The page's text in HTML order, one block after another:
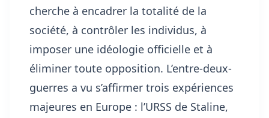
cherche à encadrer la totalité de la
société, à contrôler les individus, à
imposer une idéologie officielle et à
éliminer toute opposition. L’entre-deux-
guerres a vu s’affirmer trois expériences
majeures en Europe : l’URSS de Staline,